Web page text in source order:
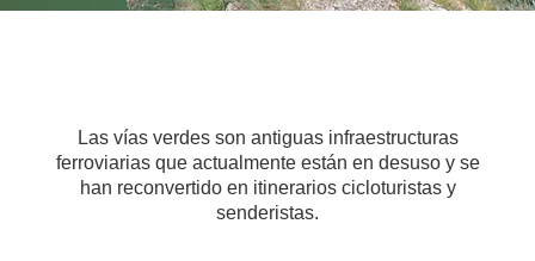
Las vías verdes son antiguas infraestructuras
ferroviarias que actualmente están en desuso y se
han reconvertido en itinerarios cicloturistas y
senderistas.